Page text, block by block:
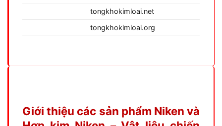
tongkhokimloai.net
tongkhokimloai.org
Giới thiệu các sản phẩm Niken và